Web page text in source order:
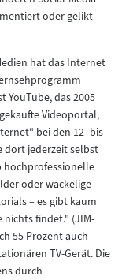
oder gelikt
hat das Internet
YouTube, das 2005
Videoportal,
bei den 12- bis
dort jederzeit selbst
hochprofessionelle
oder wackelige
– es gibt kaum
nichts findet." (JIM-
55 Prozent auch
TV-Gerät. Die
durch